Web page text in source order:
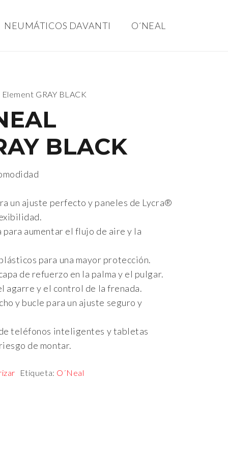
NEUMÁTICOS DAVANTI O´NEAL
GRAY BLACK
BLACK
un ajuste perfecto y paneles de Lycra®
aumentar el flujo de aire y la
para una mayor protección.
de refuerzo en la palma y el pulgar.
agarre y el control de la frenada.
y bucle para un ajuste seguro y
teléfonos inteligentes y tabletas
de montar.
Etiqueta: O´Neal